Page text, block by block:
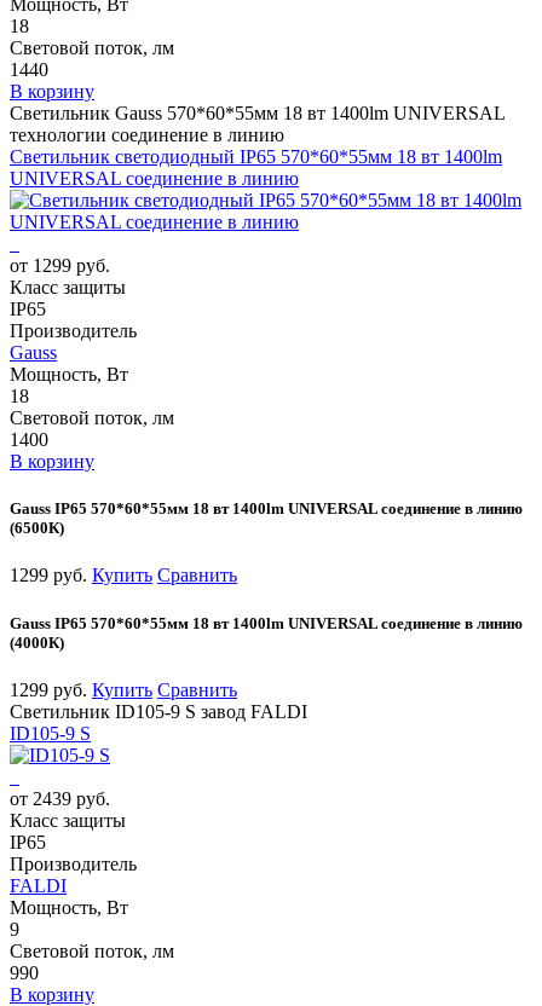
Мощность, Вт
18
Световой поток, лм
1440
В корзину
Светильник Gauss 570*60*55мм 18 вт 1400lm UNIVERSAL
технологии соединение в линию
Светильник светодиодный IP65 570*60*55мм 18 вт 1400lm
UNIVERSAL соединение в линию
от 1299 руб.
Класс защиты
IP65
Производитель
Gauss
Мощность, Вт
18
Световой поток, лм
1400
В корзину
Gauss IP65 570*60*55мм 18 вт 1400lm UNIVERSAL соединение в линию
(6500К)
1299 руб. Купить Сравнить
Gauss IP65 570*60*55мм 18 вт 1400lm UNIVERSAL соединение в линию
(4000К)
1299 руб. Купить Сравнить
Светильник ID105-9 S завод FALDI
ID105-9 S
от 2439 руб.
Класс защиты
IP65
Производитель
FALDI
Мощность, Вт
9
Световой поток, лм
990
В корзину